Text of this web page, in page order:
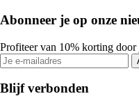
Abonneer je op onze
Profiteer van 10% korting
Blijf verbonden